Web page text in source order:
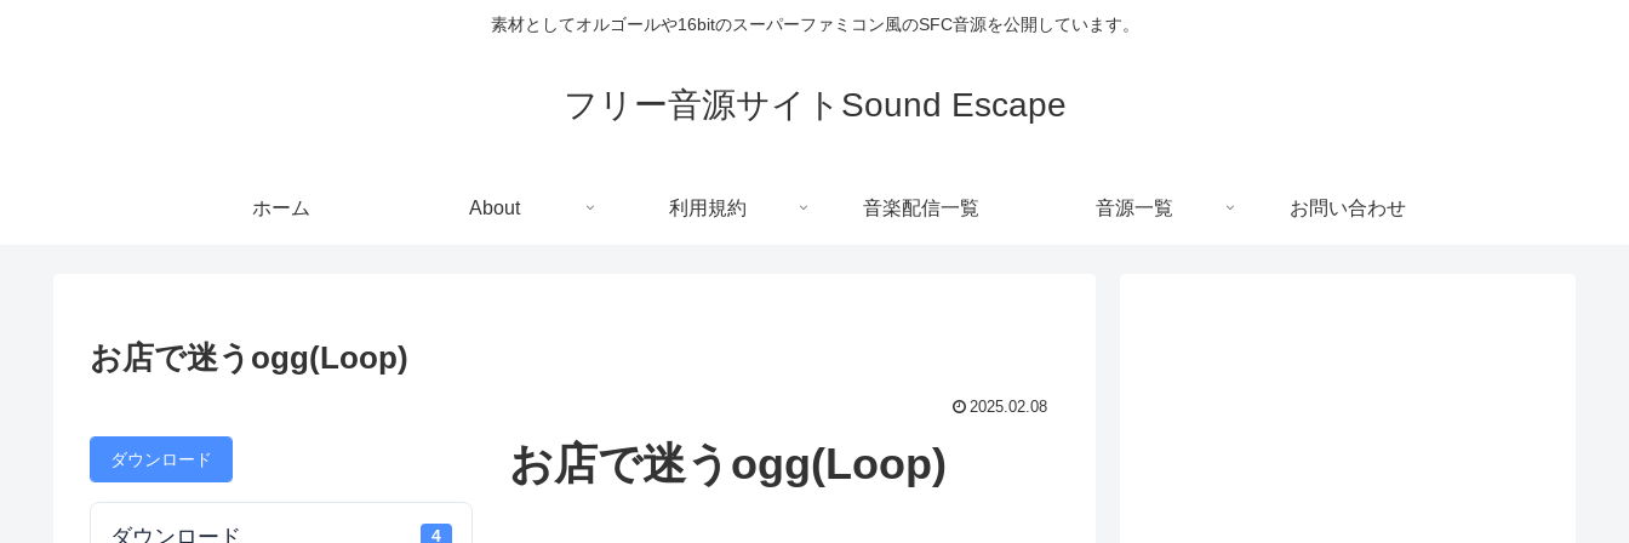
素材としてオルゴールや16bitのスーパーファミコン風のSFC音源を公開しています。
フリー音源サイトSound Escape
ホーム About 利用規約 音楽配信一覧 音源一覧 お問い合わせ
お店で迷うogg(Loop)
2025.02.08
ダウンロード
ダウンロード 4
お店で迷うogg(Loop)